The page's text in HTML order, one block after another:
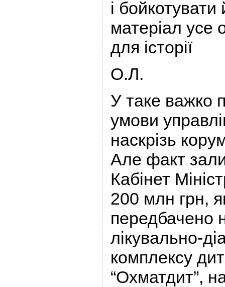
і
матеріал усе
для історії
О.Л.
У таке важко
умови
наскрізь
Але факт
Кабінет
200 млн грн,
передбачено
лікувально-
комплексу
“Охматдит”,